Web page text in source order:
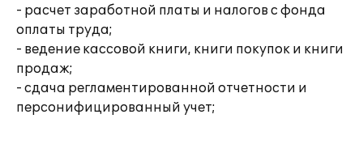
- расчет заработной платы и налогов с фонда
оплаты труда;
- ведение кассовой книги, книги покупок и книги
продаж;
- сдача регламентированной отчетности и
персонифицированный учет;